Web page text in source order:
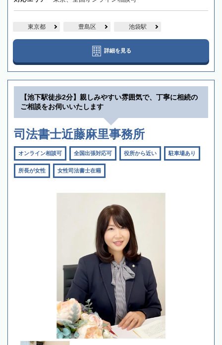
東京都 豊島区 池袋駅
詳細を見る
【池下駅徒歩2分】親しみやすい雰囲気で、丁寧に相続の
ご相談をお伺いいたします
司法書士近藤麻里事務所
オンライン相談可 全国出張対応可 役所から近い 駐車場あり
所長が女性 女性司法書士在籍